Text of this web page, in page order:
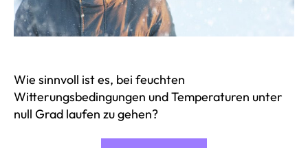
Wie sinnvoll ist es, bei feuchten
Witterungsbedingungen und Temperaturen unter
null Grad laufen zu gehen?